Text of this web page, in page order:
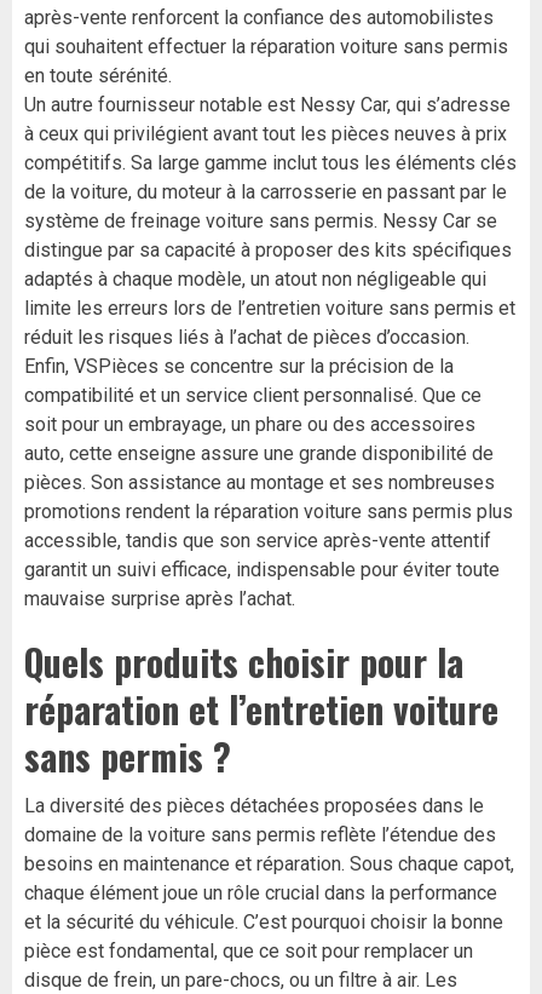
après-vente renforcent la confiance des automobilistes
qui souhaitent effectuer la réparation voiture sans permis
en toute sérénité.
Un autre fournisseur notable est Nessy Car, qui s’adresse
à ceux qui privilégient avant tout les pièces neuves à prix
compétitifs. Sa large gamme inclut tous les éléments clés
de la voiture, du moteur à la carrosserie en passant par le
système de freinage voiture sans permis. Nessy Car se
distingue par sa capacité à proposer des kits spécifiques
adaptés à chaque modèle, un atout non négligeable qui
limite les erreurs lors de l’entretien voiture sans permis et
réduit les risques liés à l’achat de pièces d’occasion.
Enfin, VSPièces se concentre sur la précision de la
compatibilité et un service client personnalisé. Que ce
soit pour un embrayage, un phare ou des accessoires
auto, cette enseigne assure une grande disponibilité de
pièces. Son assistance au montage et ses nombreuses
promotions rendent la réparation voiture sans permis plus
accessible, tandis que son service après-vente attentif
garantit un suivi efficace, indispensable pour éviter toute
mauvaise surprise après l’achat.
Quels produits choisir pour la
réparation et l’entretien voiture
sans permis ?
La diversité des pièces détachées proposées dans le
domaine de la voiture sans permis reflète l’étendue des
besoins en maintenance et réparation. Sous chaque capot,
chaque élément joue un rôle crucial dans la performance
et la sécurité du véhicule. C’est pourquoi choisir la bonne
pièce est fondamental, que ce soit pour remplacer un
disque de frein, un pare-chocs, ou un filtre à air. Les